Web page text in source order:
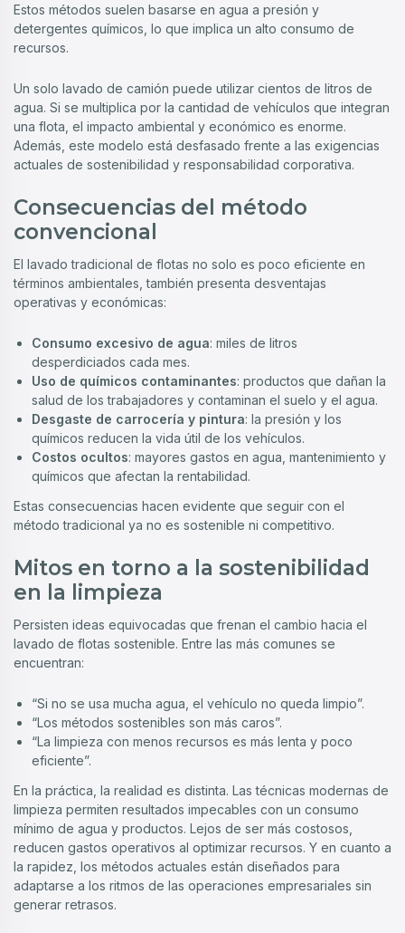
Estos métodos suelen basarse en agua a presión y
detergentes químicos, lo que implica un alto consumo de
recursos.
Un solo lavado de camión puede utilizar cientos de litros de
agua. Si se multiplica por la cantidad de vehículos que integran
una flota, el impacto ambiental y económico es enorme.
Además, este modelo está desfasado frente a las exigencias
actuales de sostenibilidad y responsabilidad corporativa.
Consecuencias del método
convencional
El lavado tradicional de flotas no solo es poco eficiente en
términos ambientales, también presenta desventajas
operativas y económicas:
Consumo excesivo de agua: miles de litros
desperdiciados cada mes.
Uso de químicos contaminantes: productos que dañan la
salud de los trabajadores y contaminan el suelo y el agua.
Desgaste de carrocería y pintura: la presión y los
químicos reducen la vida útil de los vehículos.
Costos ocultos: mayores gastos en agua, mantenimiento y
químicos que afectan la rentabilidad.
Estas consecuencias hacen evidente que seguir con el
método tradicional ya no es sostenible ni competitivo.
Mitos en torno a la sostenibilidad
en la limpieza
Persisten ideas equivocadas que frenan el cambio hacia el
lavado de flotas sostenible. Entre las más comunes se
encuentran:
“Si no se usa mucha agua, el vehículo no queda limpio”.
“Los métodos sostenibles son más caros”.
“La limpieza con menos recursos es más lenta y poco
eficiente”.
En la práctica, la realidad es distinta. Las técnicas modernas de
limpieza permiten resultados impecables con un consumo
mínimo de agua y productos. Lejos de ser más costosos,
reducen gastos operativos al optimizar recursos. Y en cuanto a
la rapidez, los métodos actuales están diseñados para
adaptarse a los ritmos de las operaciones empresariales sin
generar retrasos.